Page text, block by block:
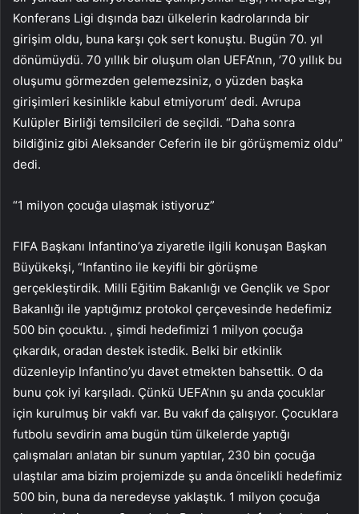
Konferans Ligi dışında bazı ülkelerin kadrolarında bir
girişim oldu, buna karşı çok sert konuştu. Bugün 70. yıl
dönümüydü. 70 yıllık bir oluşum olan UEFA’nın, ’70 yıllık bu
oluşumu görmezden gelemezsiniz, o yüzden başka
girişimleri kesinlikle kabul etmiyorum’ dedi. Avrupa
Kulüpler Birliği temsilcileri de seçildi. “Daha sonra
bildiğiniz gibi Aleksander Ceferin ile bir görüşmemiz oldu”
dedi.
“1 milyon çocuğa ulaşmak istiyoruz”
FIFA Başkanı Infantino’ya ziyaretle ilgili konuşan Başkan
Büyükekşi, “Infantino ile keyifli bir görüşme
gerçekleştirdik. Milli Eğitim Bakanlığı ve Gençlik ve Spor
Bakanlığı ile yaptığımız protokol çerçevesinde hedefimiz
500 bin çocuktu. , şimdi hedefimizi 1 milyon çocuğa
çıkardık, oradan destek istedik. Belki bir etkinlik
düzenleyip Infantino’yu davet etmekten bahsettik. O da
bunu çok iyi karşıladı. Çünkü UEFA’nın şu anda çocuklar
için kurulmuş bir vakfı var. Bu vakıf da çalışıyor. Çocuklara
futbolu sevdirin ama bugün tüm ülkelerde yaptığı
çalışmaları anlatan bir sunum yaptılar, 230 bin çocuğa
ulaştılar ama bizim projemizde şu anda öncelikli hedefimiz
500 bin, buna da neredeyse yaklaştık. 1 milyon çocuğa